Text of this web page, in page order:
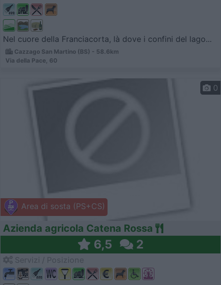
Nel cuore della Franciacorta, là dove i confini del lago...
Cazzago San Martino (BS) - 58.6km
Via della Pace, 60
Area di sosta (PS+CS)
0
Azienda agricola Catena Rossa
6,5 2